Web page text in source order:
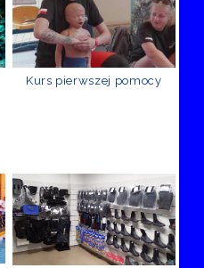
Kurs pierwszej pomocy